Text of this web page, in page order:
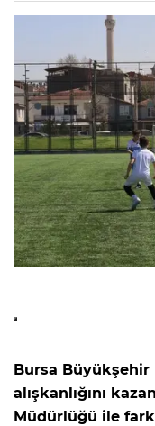
Bursa Büyükşehir
alışkanlığını
Müdürlüğü ile